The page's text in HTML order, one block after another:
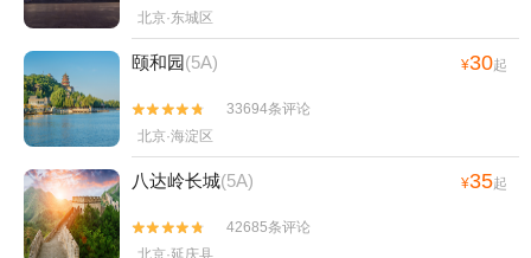
北京·东城区
颐和园(5A) ¥30起


33694条评论
北京·海淀区
八达岭长城(5A) ¥35起


42685条评论